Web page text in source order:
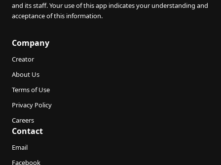
and its staff. Your use of this app indicates your understanding and
acceptance of this information.
Company
Creator
About Us
Terms of Use
Privacy Policy
Careers
Contact
Email
Facebook